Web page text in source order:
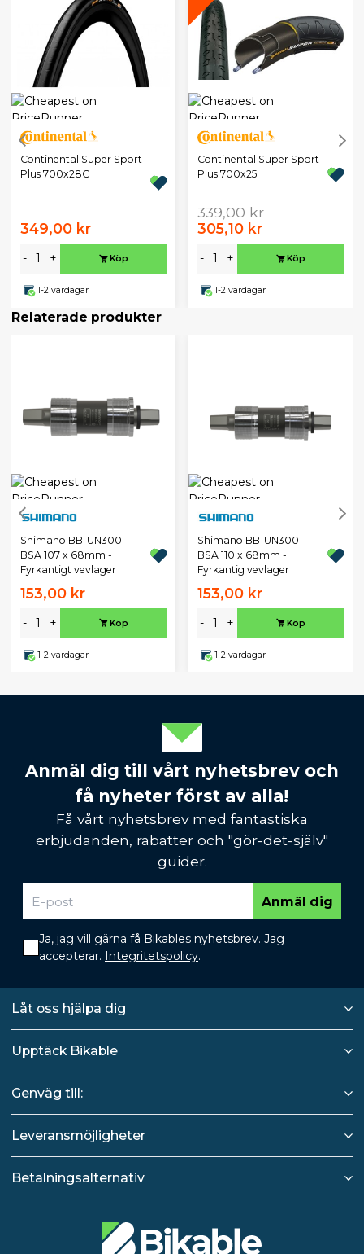
Continental Super Sport
Plus 700x28C
349,00 kr
- + Köp
1-2 vardagar
Continental Super Sport
Plus 700x25
339,00 kr
305,10 kr
- + Köp
1-2 vardagar
Relaterade produkter
Shimano BB-UN300 -
BSA 107 x 68mm -
Fyrkantigt vevlager
153,00 kr
- + Köp
1-2 vardagar
Shimano BB-UN300 -
BSA 110 x 68mm -
Fyrkantig vevlager
153,00 kr
- + Köp
1-2 vardagar
Anmäl dig till vårt nyhetsbrev och
få nyheter först av alla!
Få vårt nyhetsbrev med fantastiska
erbjudanden, rabatter och "gör-det-själv"
guider.
Anmäl dig
Ja, jag vill gärna få Bikables nyhetsbrev. Jag
accepterar. Integritetspolicy.
Låt oss hjälpa dig
Upptäck Bikable
Genväg till:
Leveransmöjligheter
Betalningsalternativ